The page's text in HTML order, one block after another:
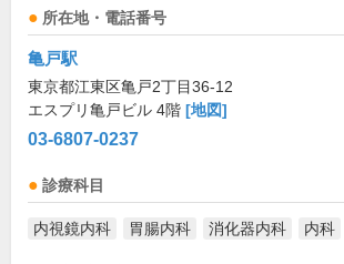
所在地・電話番号
亀戸駅
東京都江東区亀戸2丁目36-12
エスプリ亀戸ビル 4階 [地図]
03-6807-0237
診療科目
内視鏡内科 胃腸内科 消化器内科 内科